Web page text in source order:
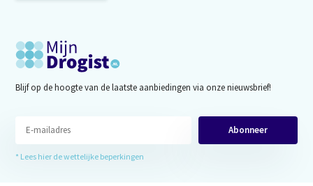
Blijf op de hoogte van de laatste aanbiedingen via onze nieuwsbrief!
Abonneer
* Lees hier de wettelijke beperkingen